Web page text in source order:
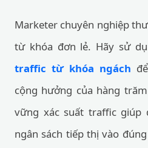
Marketer chuyên nghiệp
từ khóa đơn lẻ. Hãy sử
traffic từ khóa ngách
cộng hưởng của hàng
vững xác suất traffic giúp
ngân sách tiếp thị vào